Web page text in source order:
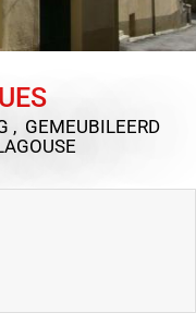
, GEMEUBILEERD